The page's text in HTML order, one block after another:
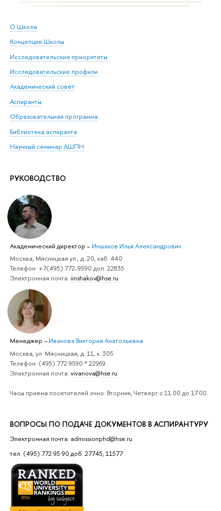
О Школе
Концепция Школы
Исследовательские приоритеты
Исследовательские профили
Академический совет
Аспиранты
Образовательная программа
Библиотека аспиранта
Научный семинар АШПН
РУКОВОДСТВО
Академический директор – Иншаков Илья Александрович
Москва, Мясницкая ул., д. 20, каб. 440
Телефон: +7(495) 772-9590 доп. 22835
Электронная почта: iinshakov@hse.ru
Менеджер – Иванова Виктория Анатольевна
Москва, ул. Мясницкая, д. 11, к. 305
Телефон: (495) 772 9590 * 22969
Электронная почта: vivanova@hse.ru
Часы приема посетителей очно: Вторник, Четверг с 11.00 до 17.00.
ВОПРОСЫ ПО ПОДАЧЕ ДОКУМЕНТОВ В АСПИРАНТУРУ
Электронная почта: admissionphd@hse.ru
тел. (495) 772 95 90 доб. 27745, 11577